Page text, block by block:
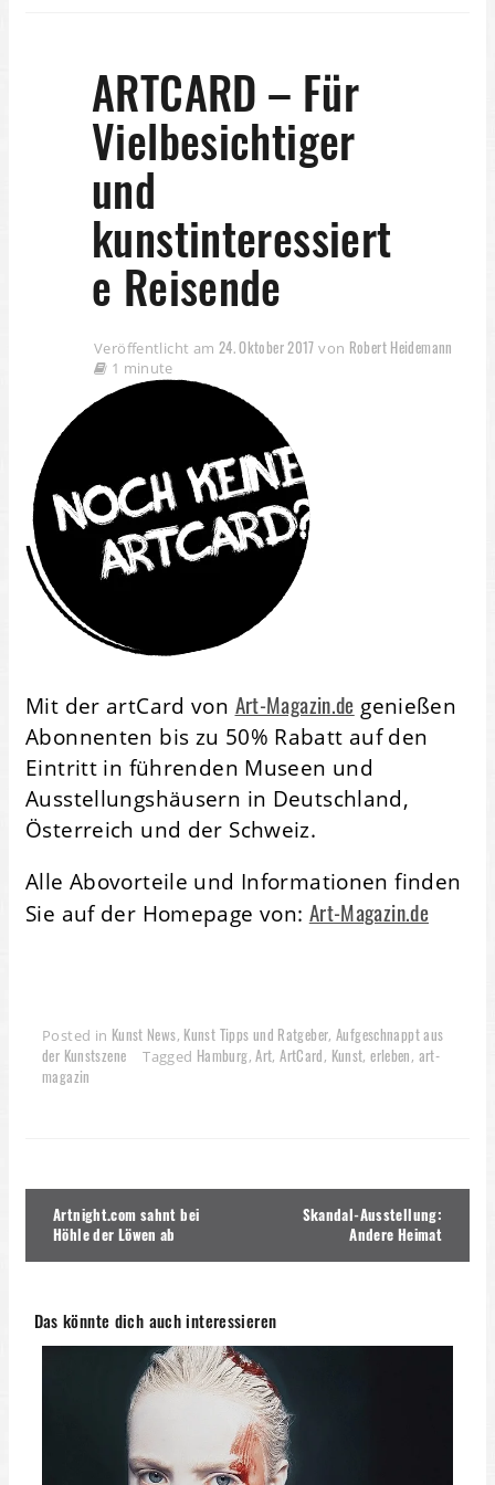
ARTCARD – Für
Vielbesichtiger
und
kunstinteressiert
e Reisende
Veröffentlicht am 24. Oktober 2017 von Robert Heidemann
1 minute
Mit der artCard von Art-Magazin.de genießen
Abonnenten bis zu 50% Rabatt auf den
Eintritt in führenden Museen und
Ausstellungshäusern in Deutschland,
Österreich und der Schweiz.
Alle Abovorteile und Informationen finden
Sie auf der Homepage von: Art-Magazin.de
Posted in Kunst News, Kunst Tipps und Ratgeber, Aufgeschnappt aus
der Kunstszene
Tagged Hamburg,Art,ArtCard, Kunst,erleben, art-
magazin
Beitragsnavigation
Artnight.com sahnt bei
Höhle der Löwen ab
Skandal-Ausstellung:
Andere Heimat
Das könnte dich auch interessieren